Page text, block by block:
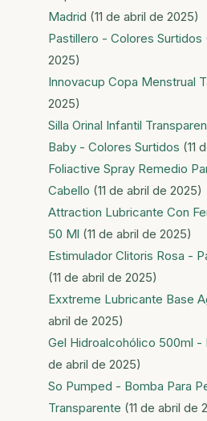
Madrid (11 de abril de 2025)
Pastillero - Colores Surtidos
2025)
Innovacup Copa Menstrual
2025)
Silla Orinal Infantil
Baby - Colores Surtidos (11
Foliactive Spray Remedio
Cabello (11 de abril de 2025)
Attraction Lubricante Con
50 Ml (11 de abril de 2025)
Estimulador Clitoris Rosa -
(11 de abril de 2025)
Exxtreme Lubricante Base
abril de 2025)
Gel Hidroalcohólico 500ml -
de abril de 2025)
So Pumped - Bomba Para
Transparente (11 de abril de